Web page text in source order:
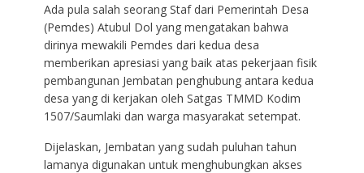
Ada pula salah seorang Staf dari Pemerintah Desa
(Pemdes) Atubul Dol yang mengatakan bahwa
dirinya mewakili Pemdes dari kedua desa
memberikan apresiasi yang baik atas pekerjaan fisik
pembangunan Jembatan penghubung antara kedua
desa yang di kerjakan oleh Satgas TMMD Kodim
1507/Saumlaki dan warga masyarakat setempat.
Dijelaskan, Jembatan yang sudah puluhan tahun
lamanya digunakan untuk menghubungkan akses